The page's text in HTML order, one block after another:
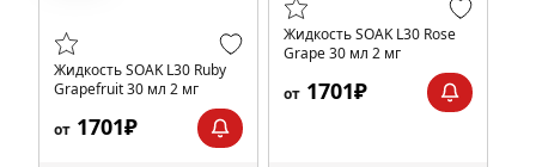
Жидкость SOAK L30 Ruby
Grapefruit 30 мл 2 мг
от 1701₽
Жидкость SOAK L30 Rose
Grape 30 мл 2 мг
от 1701₽